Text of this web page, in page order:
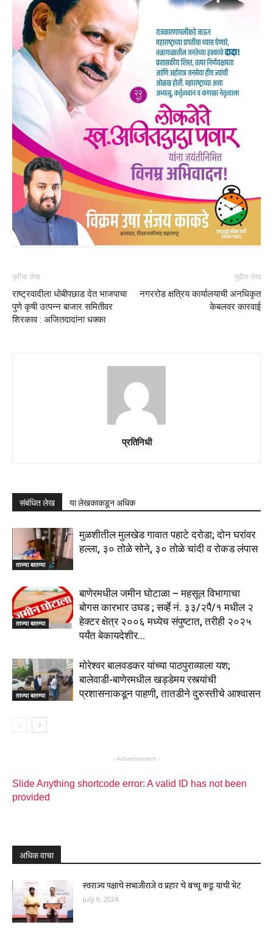
पूर्वीचा लेख
राष्ट्रवादीला धोबीपछाड देत भाजपाचा
पुणे कृषी उत्पन्न बाजार समितीवर
शिरकाव : अजितदादांना धक्का
पुढील लेख
नगररोड क्षत्रिय कार्यालयाची अनधिकृत
केबलवर कारवाई
प्रतिनिधी
संबंधित लेख या लेखकाकडून अधिक
ताज्या बातम्या
मुळशीतील मुलखेड गावात पहाटे दरोडा; दोन घरांवर
हल्ला, ३० तोळे सोने, ३० तोळे चांदी व रोकड लंपास
ताज्या बातम्या
बाणेरमधील जमीन घोटाळा – महसूल विभागाचा
बोगस कारभार उघड ; सर्व्हे नं. ३३/२पै/१ मधील २
हेक्टर क्षेत्र २००६ मध्येच संपुष्टात, तरीही २०२५
पर्यंत बेकायदेशीर...
ताज्या बातम्या
मोरेश्वर बालवडकर यांच्या पाठपुराव्याला यश;
बालेवाडी-बाणेरमधील खड्डेमय रस्त्यांची
प्रशासनाकडून पाहणी, तातडीने दुरुस्तीचे आश्वासन
- Advertisement -
Slide Anything shortcode error: A valid ID has not been
provided
अधिक वाचा
स्वराज्य पक्षाचे संभाजीराजे व प्रहार चे बच्चू कडू यांची भेट
July 9, 2024